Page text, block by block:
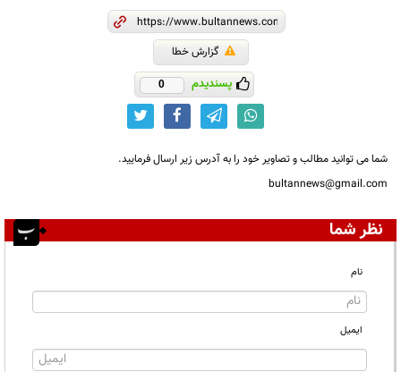
گزارش خطا
پسندیدم 0
شما می توانید مطالب و تصاویر خود را به آدرس زیر ارسال فرمایید.
bultannews@gmail.com
نظر شما
نام
ایمیل